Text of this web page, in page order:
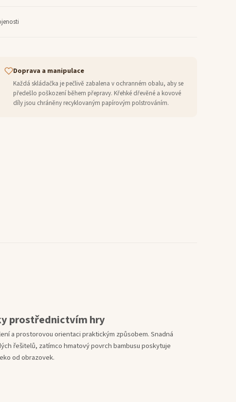
Doprava a manipulace
Každá skládačka je pečlivě zabalena v ochranném obalu, aby se
předešlo poškození během přepravy. Křehké dřevěné a kovové
díly jsou chráněny recyklovaným papírovým polstrováním.
prostřednictvím hry
a prostorovou orientaci praktickým způsobem. Snadná
řešitelů, zatímco hmatový povrch bambusu poskytuje
od obrazovek.